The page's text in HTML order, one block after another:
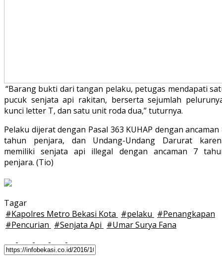
“Barang bukti dari tangan pelaku, petugas mendapati
pucuk senjata api rakitan, berserta sejumlah
kunci letter T, dan satu unit roda dua,” tuturnya.
Pelaku dijerat dengan Pasal 363 KUHAP dengan ancaman
tahun penjara, dan Undang-Undang Darurat
memiliki senjata api illegal dengan ancaman 7
penjara. (Tio)
Tagar
#Kapolres Metro Bekasi Kota #pelaku #Penangkapan
#Pencurian #Senjata Api #Umar Surya Fana